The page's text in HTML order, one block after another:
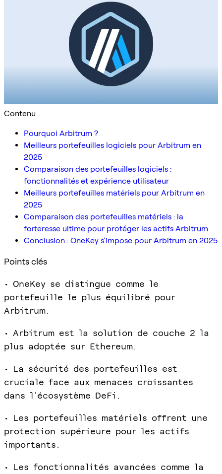
Contenu
Pourquoi Arbitrum ?
Meilleurs portefeuilles logiciels pour Arbitrum en
2025
Comparaison des portefeuilles logiciels :
fonctionnalités et expérience utilisateur
Meilleurs portefeuilles matériels pour Arbitrum en
2025
Comparaison des portefeuilles matériels : la
forteresse ultime pour protéger les actifs Arbitrum
Conclusion : OneKey s’impose pour Arbitrum en 2025
Points clés
• OneKey se distingue comme le
portefeuille le plus équilibré pour
Arbitrum.
• Arbitrum est la solution de couche 2 la
plus adoptée sur Ethereum.
• La sécurité des portefeuilles est
cruciale face aux menaces croissantes
dans l'écosystème DeFi.
• Les portefeuilles matériels offrent une
protection supérieure pour les actifs
importants.
• Les fonctionnalités avancées comme la